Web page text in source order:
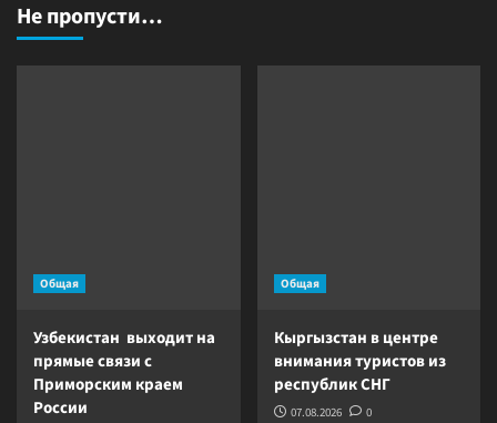
Не пропусти…
Общая
Узбекистан выходит на
прямые связи с
Приморским краем
России
Общая
Кыргызстан в центре
внимания туристов из
республик СНГ
07.08.2026 0